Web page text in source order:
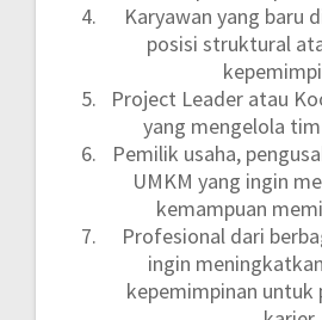
Karyawan yang baru
posisi struktural
Project Leader atau
yang mengelola
Pemilik usaha,
UMKM yang ingin
kemampuan
Profesional dari
ingin
kepemimpinan untuk